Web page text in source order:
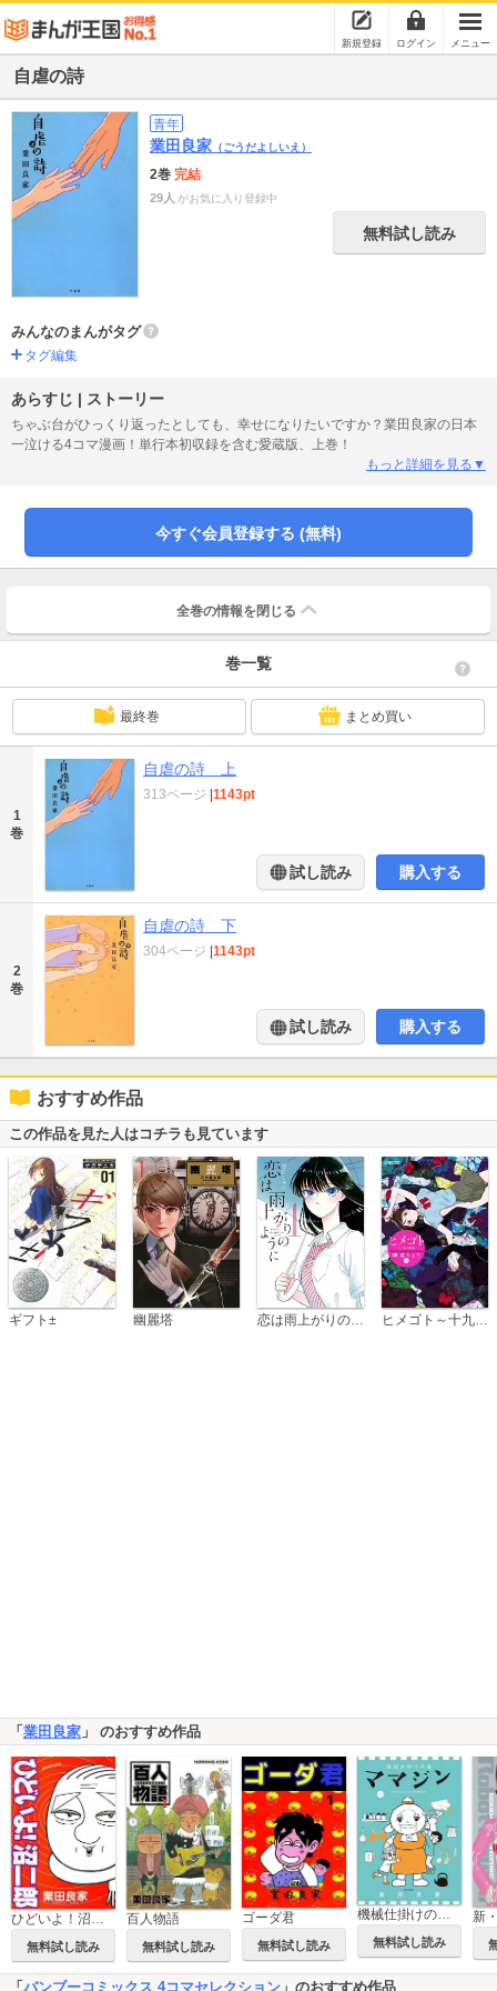
新規登録 ログイン メニュー
自虐の詩
青年
業田良家 （ごうだよしいえ）
2巻 完結
29人 がお気に入り登録中
無料試し読み
みんなのまんがタグ
タグ編集
あらすじ | ストーリー
ちゃぶ台がひっくり返ったとしても、幸せになりたいですか？業田良家の日本
一泣ける4コマ漫画！単行本初収録を含む愛蔵版、上巻！
もっと詳細を見る▼
今すぐ会員登録する (無料)
全巻の情報を 閉じる
巻一覧
最終巻 まとめ買い
1
巻
自虐の詩 上
313ページ 1143pt
試し読み 購入する
2
巻
自虐の詩 下
304ページ 1143pt
試し読み 購入する
おすすめ作品
この作品を見た人はコチラも見ています
ギフト± 幽麗塔 恋は雨上がりのように ヒメゴト～十九歳の制服～
「 業田良家 」 のおすすめ作品
ひどいよ！沼二郎
無料試し読み
百人物語
無料試し読み
ゴーダ君
無料試し読み
機械仕掛けの愛 ママジン
無料試し読み
「 バンブーコミックス 4コマセレクション 」のおすすめ作品